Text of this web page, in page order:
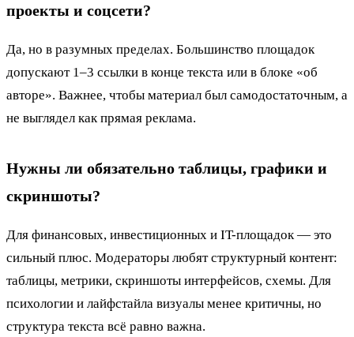
проекты и соцсети?
Да, но в разумных пределах. Большинство площадок
допускают 1–3 ссылки в конце текста или в блоке «об
авторе». Важнее, чтобы материал был самодостаточным, а
не выглядел как прямая реклама.
Нужны ли обязательно таблицы, графики и
скриншоты?
Для финансовых, инвестиционных и IT-площадок — это
сильный плюс. Модераторы любят структурный контент:
таблицы, метрики, скриншоты интерфейсов, схемы. Для
психологии и лайфстайла визуалы менее критичны, но
структура текста всё равно важна.